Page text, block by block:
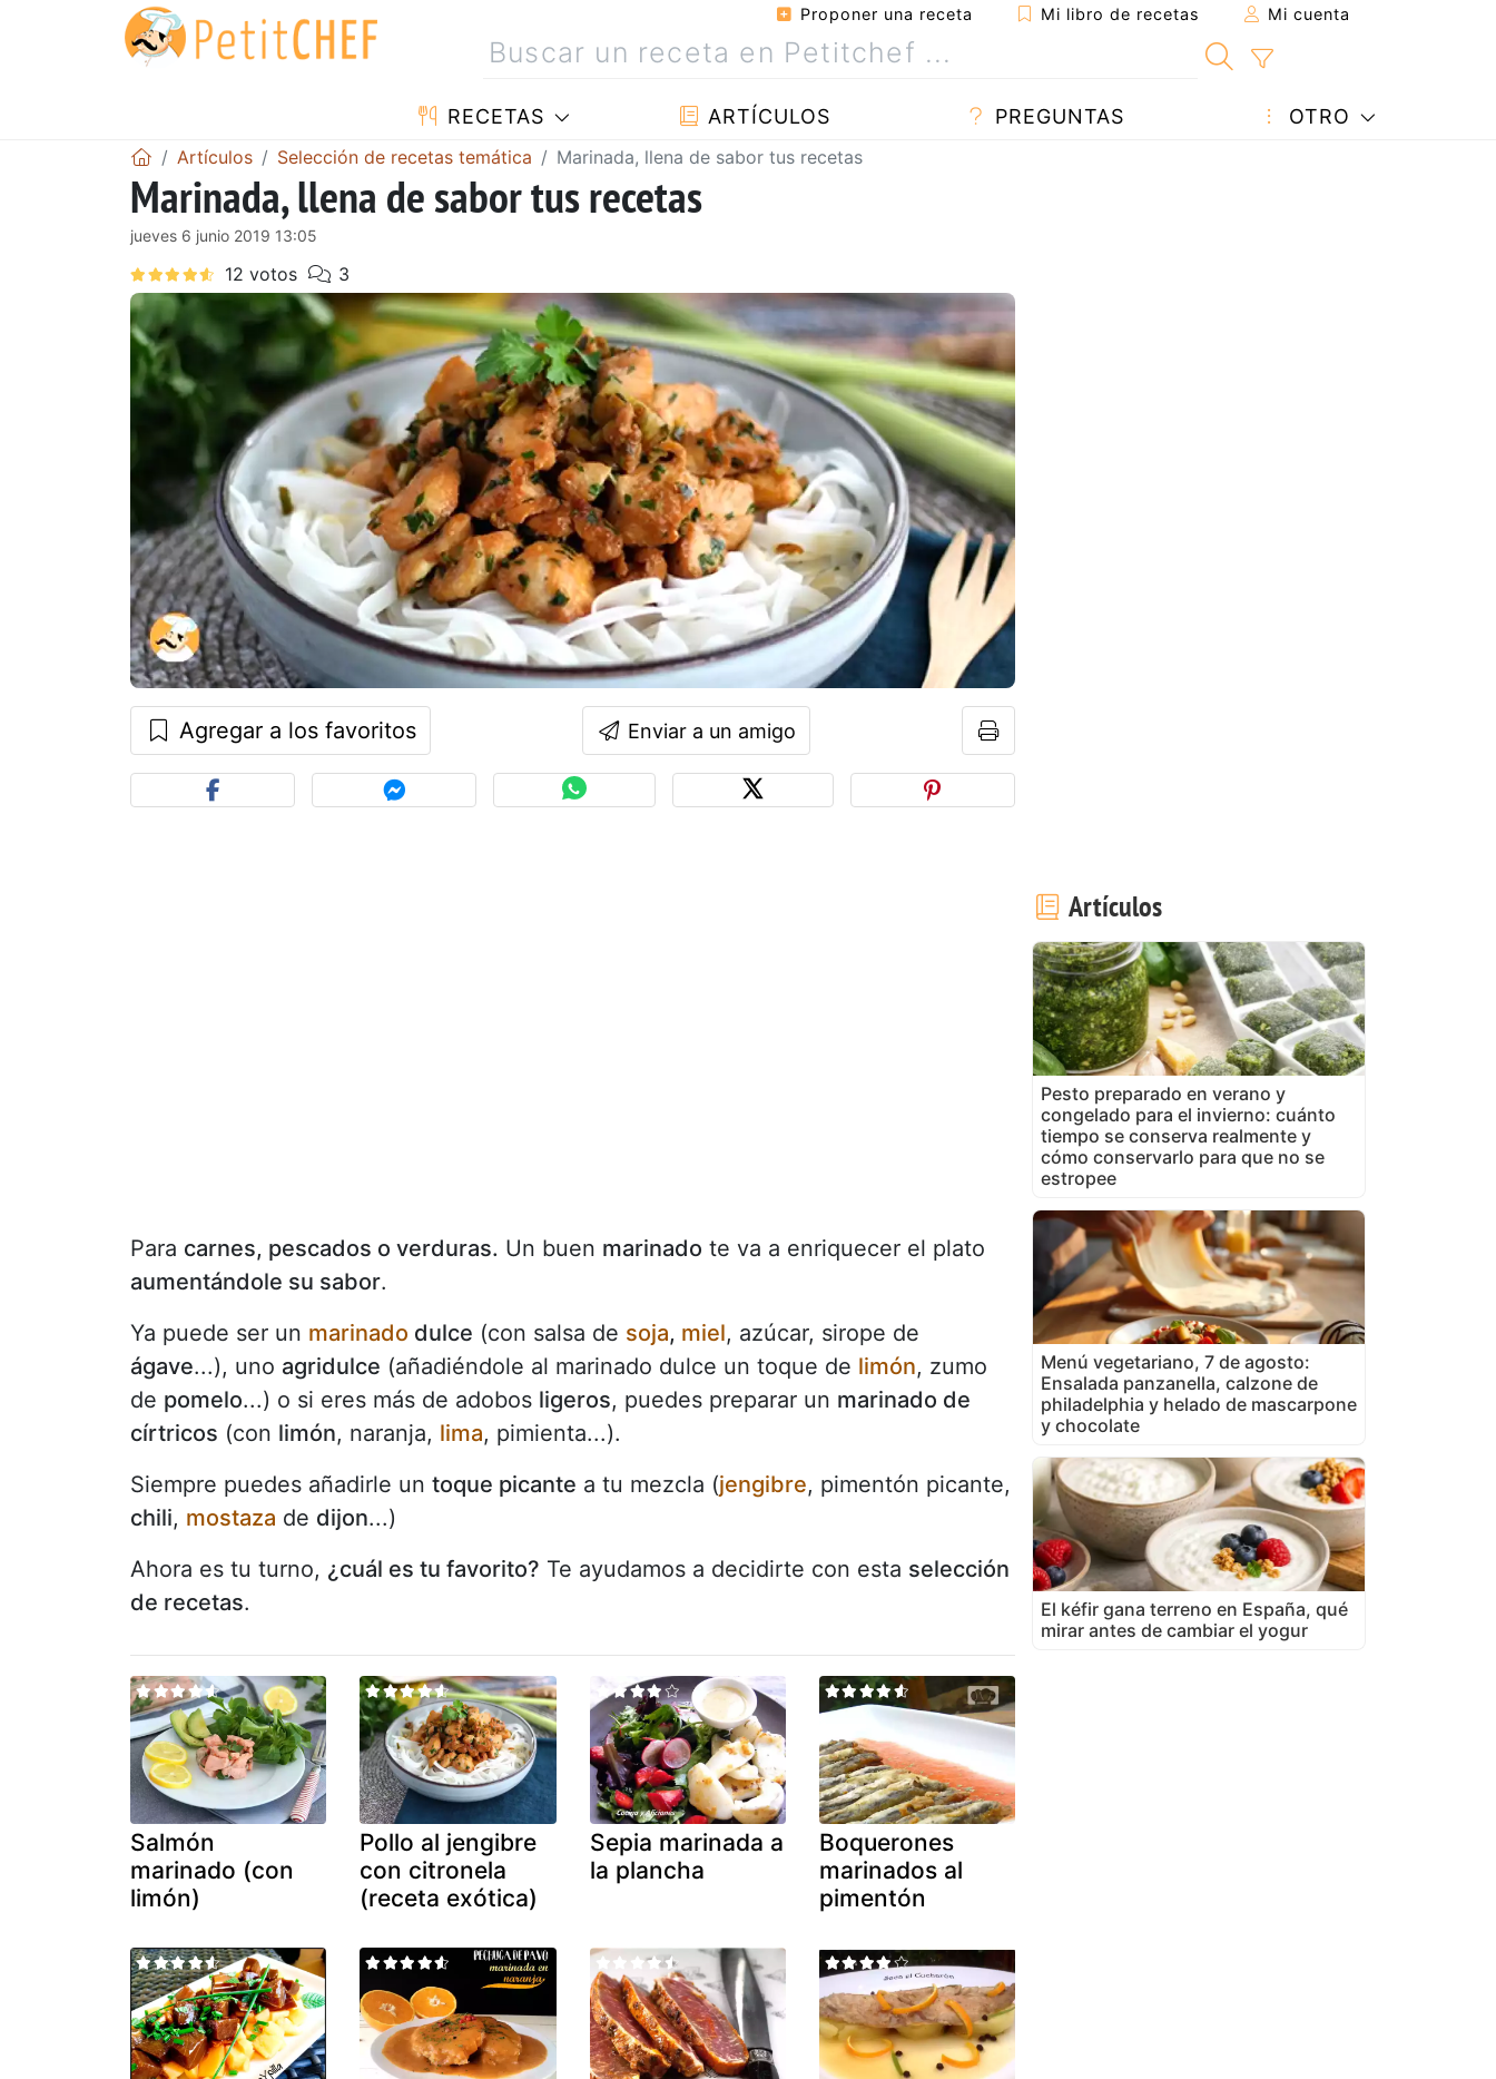
Proponer una receta Mi libro de recetas Mi cuenta
RECETAS ARTÍCULOS PREGUNTAS OTRO
Artículos Selección de recetas temática Marinada, llena de sabor tus recetas
Marinada, llena de sabor tus recetas
jueves 6 junio 2019 13:05
Agregar a los favoritos Enviar a un amigo
Para carnes, pescados o verduras. Un buen marinado te va a enriquecer el plato
aumentándole su sabor.
Ya puede ser un marinado dulce (con salsa de soja, miel, azúcar, sirope de
ágave...), uno agridulce (añadiéndole al marinado dulce un toque de limón, zumo
de pomelo...) o si eres más de adobos ligeros, puedes preparar un marinado de
círtricos (con limón, naranja, lima, pimienta...).
Siempre puedes añadirle un toque picante a tu mezcla (jengibre, pimentón picante,
chili, mostaza de dijon...)
Ahora es tu turno, ¿cuál es tu favorito? Te ayudamos a decidirte con esta selección
de recetas.
Salmón
marinado (con
limón)
Pollo al jengibre
con citronela
(receta exótica)
Sepia marinada a
la plancha
Boquerones
marinados al
pimentón
Artículos
Pesto preparado en verano y
congelado para el invierno: cuánto
tiempo se conserva realmente y
cómo conservarlo para que no se
estropee
Menú vegetariano, 7 de agosto:
Ensalada panzanella, calzone de
philadelphia y helado de mascarpone
y chocolate
El kéfir gana terreno en España, qué
mirar antes de cambiar el yogur